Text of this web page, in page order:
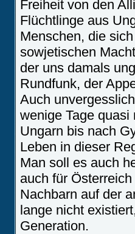
Freiheit von den
Flüchtlinge aus
Menschen, die
sowjetischen
der uns damals
Rundfunk, der
Auch
wenige Tage
Ungarn bis nach
Leben in dieser
Man soll es auch
auch für
Nachbarn auf der
lange nicht
Generation.